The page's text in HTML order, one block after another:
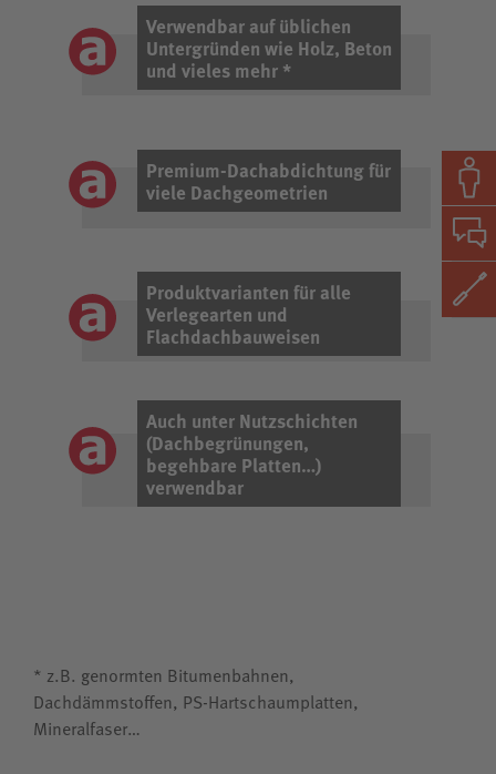
Verwendbar auf üblichen
Untergründen wie Holz, Beton
und vieles mehr *
Premium-Dachabdichtung für
viele Dachgeometrien
Produktvarianten für alle
Verlegearten und
Flachdachbauweisen
Auch unter Nutzschichten
(Dachbegrünungen,
begehbare Platten…)
verwendbar
* z.B. genormten Bitumenbahnen,
Dachdämmstoffen, PS-Hartschaumplatten,
Mineralfaser…